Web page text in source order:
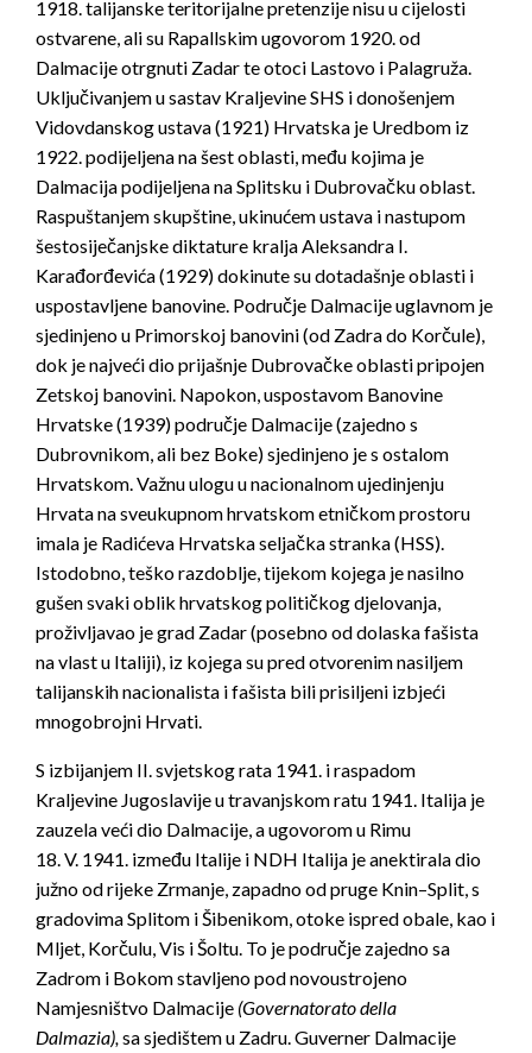
1918. talijanske teritorijalne pretenzije nisu u cijelosti
ostvarene, ali su Rapallskim ugovorom 1920. od
Dalmacije otrgnuti Zadar te otoci Lastovo i Palagruža.
Uključivanjem u sastav Kraljevine SHS i donošenjem
Vidovdanskog ustava (1921) Hrvatska je Uredbom iz
1922. podijeljena na šest oblasti, među kojima je
Dalmacija podijeljena na Splitsku i Dubrovačku oblast.
Raspuštanjem skupštine, ukinućem ustava i nastupom
šestosiječanjske diktature kralja Aleksandra I.
Karađorđevića (1929) dokinute su dotadašnje oblasti i
uspostavljene banovine. Područje Dalmacije uglavnom je
sjedinjeno u Primorskoj banovini (od Zadra do Korčule),
dok je najveći dio prijašnje Dubrovačke oblasti pripojen
Zetskoj banovini. Napokon, uspostavom Banovine
Hrvatske (1939) područje Dalmacije (zajedno s
Dubrovnikom, ali bez Boke) sjedinjeno je s ostalom
Hrvatskom. Važnu ulogu u nacionalnom ujedinjenju
Hrvata na sveukupnom hrvatskom etničkom prostoru
imala je Radićeva Hrvatska seljačka stranka (HSS).
Istodobno, teško razdoblje, tijekom kojega je nasilno
gušen svaki oblik hrvatskog političkog djelovanja,
proživljavao je grad Zadar (posebno od dolaska fašista
na vlast u Italiji), iz kojega su pred otvorenim nasiljem
talijanskih nacionalista i fašista bili prisiljeni izbjeći
mnogobrojni Hrvati.
S izbijanjem II. svjetskog rata 1941. i raspadom
Kraljevine Jugoslavije u travanjskom ratu 1941. Italija je
zauzela veći dio Dalmacije, a ugovorom u Rimu
18. V. 1941. između Italije i NDH Italija je anektirala dio
južno od rijeke Zrmanje, zapadno od pruge Knin–Split, s
gradovima Splitom i Šibenikom, otoke ispred obale, kao i
Mljet, Korčulu, Vis i Šoltu. To je područje zajedno sa
Zadrom i Bokom stavljeno pod novoustrojeno
Namjesništvo Dalmacije (Governatorato della
Dalmazia), sa sjedištem u Zadru. Guverner Dalmacije